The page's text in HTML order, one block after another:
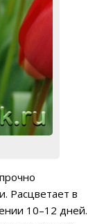
Расцветает в
10–12 дней.